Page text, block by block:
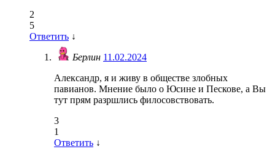
2
5
Ответить ↓
Берлин 11.02.2024
Александр, я и живу в обществе злобных
павианов. Мнение было о Юсине и Пескове, а Вы
тут прям разршлись филосовствовать.
3
1
Ответить ↓